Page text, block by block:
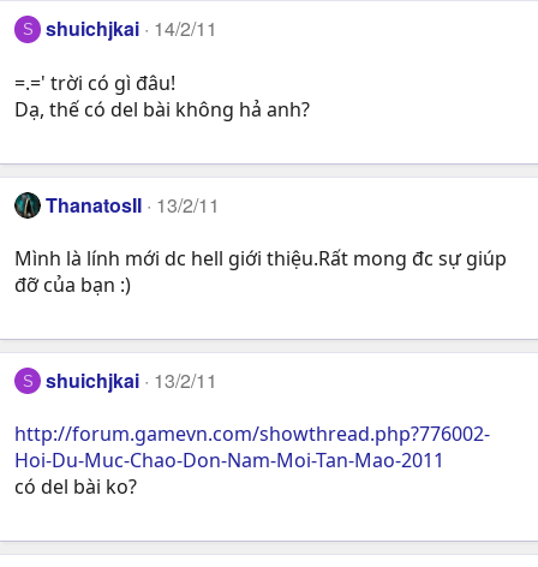
S shuichjkai 14/2/11
=.=' trời có gì đâu!
Dạ, thế có del bài không hả anh?
ThanatosII 13/2/11
Mình là lính mới dc hell giới thiệu.Rất mong đc sự giúp
đỡ của bạn :)
S shuichjkai 13/2/11
http://forum.gamevn.com/showthread.php?776002-
Hoi-Du-Muc-Chao-Don-Nam-Moi-Tan-Mao-2011
có del bài ko?